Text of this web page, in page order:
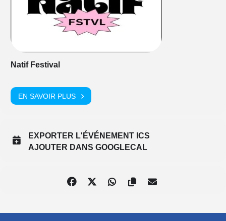
Natif Festival
EN SAVOIR PLUS
EXPORTER L'ÉVÉNEMENT ICS
AJOUTER DANS GOOGLECAL